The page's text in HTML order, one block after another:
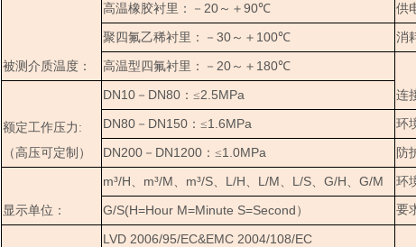
被测介质温度：
高温橡胶衬里：－ 20 ～＋ 90℃ 供
聚四氟乙稀衬里：－ 30 ～＋ 100℃ 消
高温型四氟衬里：－ 20 ～＋ 180℃
连
额定工作压力:
（高压可定制）
DN10 － DN80 ：≤2.5MPa
DN80 － DN150 ：≤1.6MPa 环
DN200 － DN1200 ：≤1.0MPa 防
显示单位：
m³/H、 m³/M、 m³/S、 L/H、 L/M、 L/S、 G/H、 G/M 环
G/S(H=Hour M=Minute S=Second ） 要
LVD 2006/95/EC&EMC 2004/108/EC